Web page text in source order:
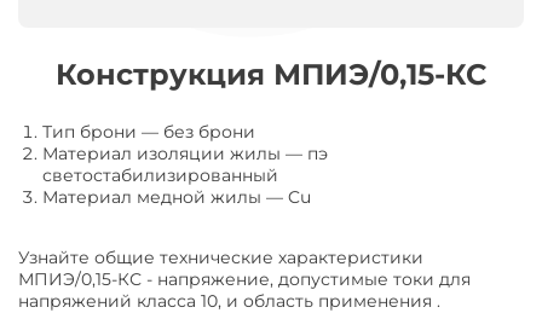
Конструкция МПИЭ/0,15-КС
Тип брони — без брони
Материал изоляции жилы — пэ
светостабилизированный
Материал медной жилы — Cu
Узнайте общие технические характеристики
МПИЭ/0,15-КС - напряжение, допустимые токи для
напряжений класса 10, и область применения .